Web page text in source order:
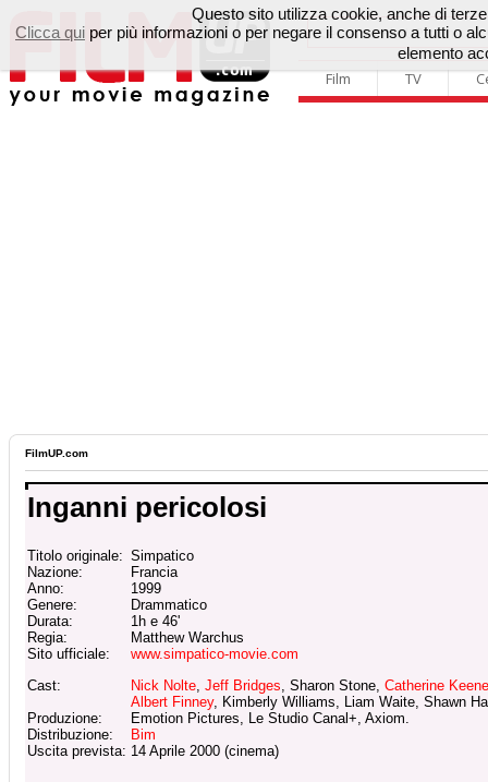
Film TV
FilmUP.com
Inganni pericolosi
Titolo originale: Simpatico
Nazione:
Francia
Anno:
1999
Genere:
Drammatico
Durata:
1h e 46'
Regia:
Matthew Warchus
Sito ufficiale:
www.simpatico-movie.com
Cast:
Nick Nolte, Jeff Bridges, Sharon Stone, Catherine
Albert Finney, Kimberly Williams, Liam Waite, Shawn
Produzione:
Emotion Pictures, Le Studio Canal+, Axiom.
Distribuzione:
Bim
Uscita prevista: 14 Aprile 2000 (cinema)
Questo sito utilizza cookie, anche di
Clicca qui per più informazioni o per negare il consenso a tutti o
elemento